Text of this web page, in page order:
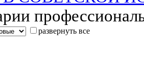
развернуть все